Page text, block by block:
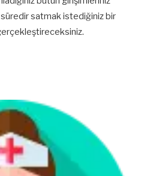
satmak istediğiniz bir